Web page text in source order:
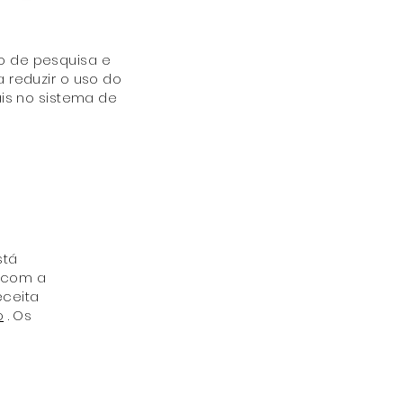
de pesquisa e
reduzir o uso do
no sistema de
a
. Os